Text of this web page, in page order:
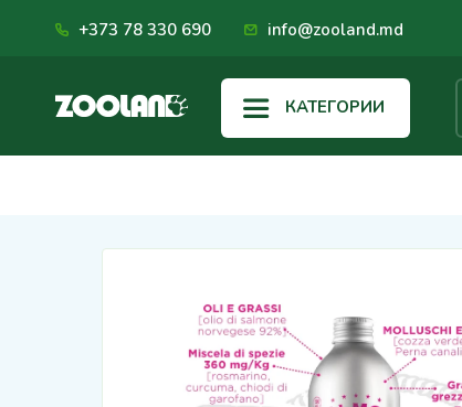
+373 78 330 690 info@zooland.md
КАТЕГОРИИ